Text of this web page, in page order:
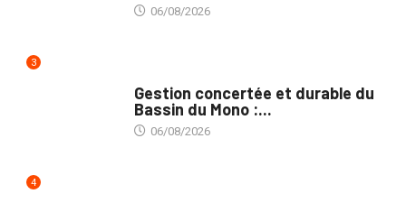
06/08/2026
3
Gestion concertée et durable du
Bassin du Mono :...
06/08/2026
4